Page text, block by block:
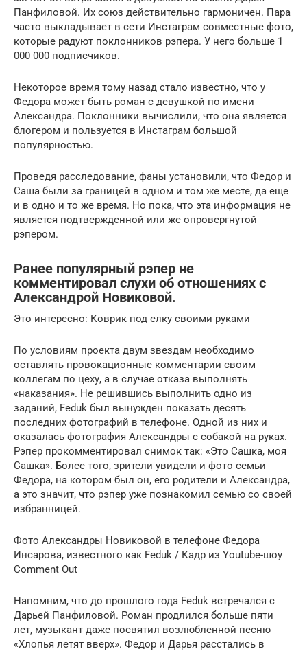
Панфиловой. Их союз действительно гармоничен. Пара
часто выкладывает в сети Инстаграм совместные фото,
которые радуют поклонников рэпера. У него больше 1
000 000 подписчиков.
Некоторое время тому назад стало известно, что у
Федора может быть роман с девушкой по имени
Александра. Поклонники вычислили, что она является
блогером и пользуется в Инстаграм большой
популярностью.
Проведя расследование, фаны установили, что Федор и
Саша были за границей в одном и том же месте, да еще
и в одно и то же время. Но пока, что эта информация не
является подтвержденной или же опровергнутой
рэпером.
Ранее популярный рэпер не
комментировал слухи об отношениях с
Александрой Новиковой.
Это интересно: Коврик под елку своими руками
По условиям проекта двум звездам необходимо
оставлять провокационные комментарии своим
коллегам по цеху, а в случае отказа выполнять
«наказания». Не решившись выполнить одно из
заданий, Feduk был вынужден показать десять
последних фотографий в телефоне. Одной из них и
оказалась фотография Александры с собакой на руках.
Рэпер прокомментировал снимок так: «Это Сашка, моя
Сашка». Более того, зрители увидели и фото семьи
Федора, на котором был он, его родители и Александра,
а это значит, что рэпер уже познакомил семью со своей
избранницей.
Фото Александры Новиковой в телефоне Федора
Инсарова, известного как Feduk / Кадр из Youtube-шоу
Comment Out
Напомним, что до прошлого года Feduk встречался с
Дарьей Панфиловой. Роман продлился больше пяти
лет, музыкант даже посвятил возлюбленной песню
«Хлопья летят вверх». Федор и Дарья расстались в